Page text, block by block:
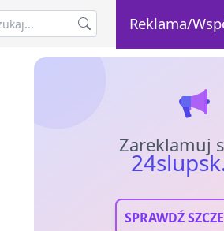
Reklama/
Zareklamuj
SPRAWDŹ